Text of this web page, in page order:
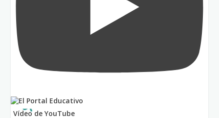
Vídeo de YouTube